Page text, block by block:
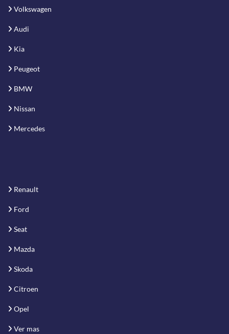
Volkswagen
Audi
Kia
Peugeot
BMW
Nissan
Mercedes
Renault
Ford
Seat
Mazda
Skoda
Citroen
Opel
Ver mas